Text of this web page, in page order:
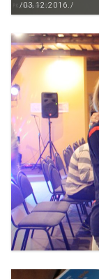
/03.12.2016./